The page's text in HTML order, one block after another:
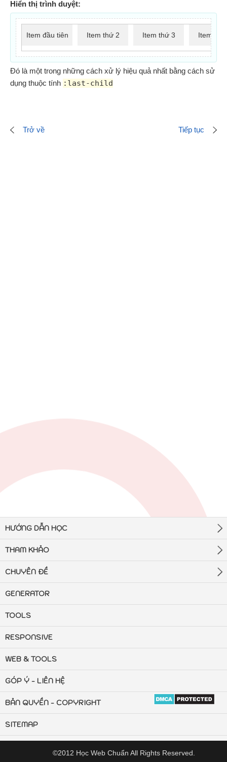
Hiển thị trình duyệt:
Item đầu tiên Item thứ 2 Item thứ 3 Item thứ
Đó là một trong những cách xử lý hiệu quả nhất bằng cách sử
dụng thuộc tính :last-child
Trở về Tiếp tục
HƯỚNG DẪN HỌC
THAM KHẢO
CHUYÊN ĐỀ
GENERATOR
TOOLS
RESPONSIVE
WEB & TOOLS
GÓP Ý - LIÊN HỆ
BẢN QUYỀN - COPYRIGHT
SITEMAP
©2012 Học Web Chuẩn All Rights Reserved.